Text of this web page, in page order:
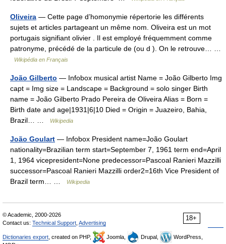
Oliveira — Cette page d’homonymie répertorie les différents
sujets et articles partageant un même nom. Oliveira est un mot
portugais signifiant olivier . Il est employé fréquemment comme
patronyme, précédé de la particule de (ou d ). On le retrouve… …
Wikipédia en Français
João Gilberto — Infobox musical artist Name = João Gilberto Img
capt = Img size = Landscape = Background = solo singer Birth
name = João Gilberto Prado Pereira de Oliveira Alias = Born =
Birth date and age|1931|6|10 Died = Origin = Juazeiro, Bahia,
Brazil… …
Wikipedia
João Goulart — Infobox President name=João Goulart
nationality=Brazilian term start=September 7, 1961 term end=April
1, 1964 vicepresident=None predecessor=Pascoal Ranieri Mazzilli
successor=Pascoal Ranieri Mazzilli order2=16th Vice President of
Brazil term… …
Wikipedia
18+
© Academic, 2000-2026
Contact us: Technical Support Advertising
Dictionaries export , created on PHP, Joomla, Drupal,
WordPress,